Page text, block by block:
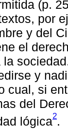
(p.
por
y del
el
y
cual, si
del
lógica2.